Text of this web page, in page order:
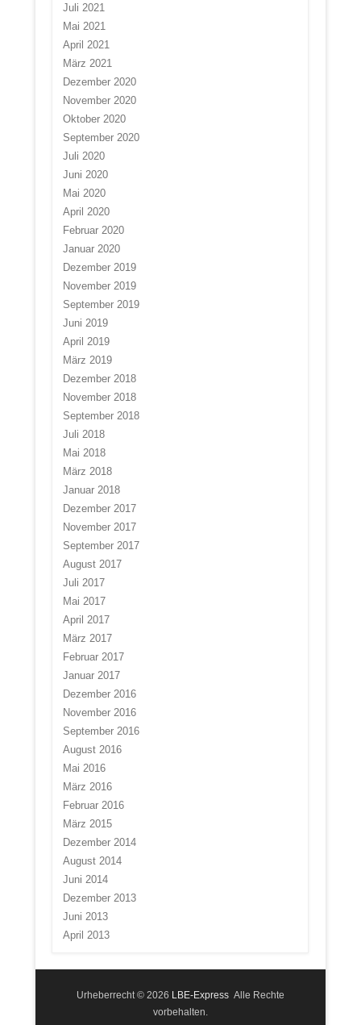
Juli 2021
Mai 2021
April 2021
März 2021
Dezember 2020
November 2020
Oktober 2020
September 2020
Juli 2020
Juni 2020
Mai 2020
April 2020
Februar 2020
Januar 2020
Dezember 2019
November 2019
September 2019
Juni 2019
April 2019
März 2019
Dezember 2018
November 2018
September 2018
Juli 2018
Mai 2018
März 2018
Januar 2018
Dezember 2017
November 2017
September 2017
August 2017
Juli 2017
Mai 2017
April 2017
März 2017
Februar 2017
Januar 2017
Dezember 2016
November 2016
September 2016
August 2016
Mai 2016
März 2016
Februar 2016
März 2015
Dezember 2014
August 2014
Juni 2014
Dezember 2013
Juni 2013
April 2013
Urheberrecht © 2026 LBE-Express Alle Rechte
vorbehalten.